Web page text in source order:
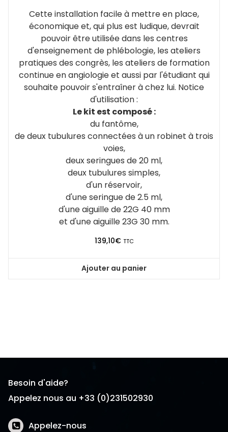
Cette installation facile à mettre en place,
économique et, qui plus est ludique, devrait
pouvoir être utilisée dans les centres
d'enseignement de phlébologie, les ateliers
pratiques des congrès, les ateliers de formation
continue en angiologie et aussi par l'étudiant qui
souhaite pouvoir s'entraîner à chez lui. Notice
d'utilisation :
Le kit est composé :
du fantôme,
de deux tubulures connectées à un robinet à trois
voies,
deux seringues de 20 ml,
deux tubulures simples,
d'un réservoir,
d'une seringue de 2.5 ml,
d'une aiguille de 22G 40 mm
et d'une aiguille 23G 30 mm.
139,10€ TTC
Ajouter au panier
Besoin d'aide?
Appelez nous au +33 (0)231502930
Appelez-nous